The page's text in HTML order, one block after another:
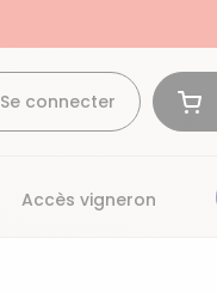
Se connecter
Bonnes affaires
Accès vigneron